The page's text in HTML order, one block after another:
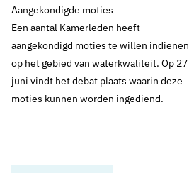
Aangekondigde moties
Een aantal Kamerleden heeft
aangekondigd moties te willen indienen
op het gebied van waterkwaliteit. Op 27
juni vindt het debat plaats waarin deze
moties kunnen worden ingediend.